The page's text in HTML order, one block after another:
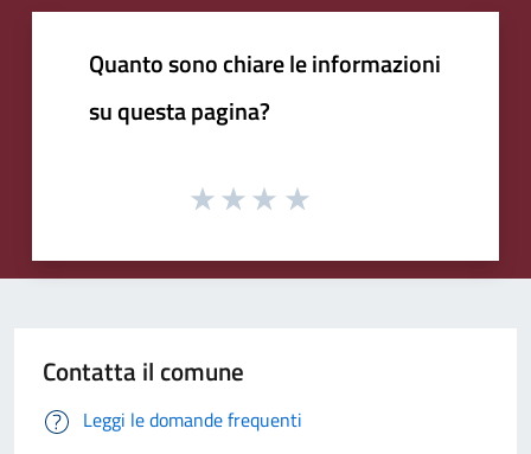
Quanto sono chiare le informazioni
su questa pagina?
Contatta il comune
Leggi le domande frequenti